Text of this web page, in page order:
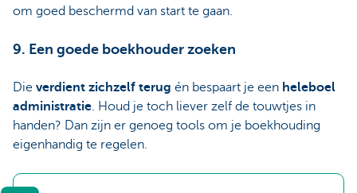
om goed beschermd van start te gaan.
9. Een goede boekhouder zoeken
Die verdient zichzelf terug én bespaart je een heleboel
administratie . Houd je toch liever zelf de touwtjes in
handen? Dan zijn er genoeg tools om je boekhouding
eigenhandig te regelen.